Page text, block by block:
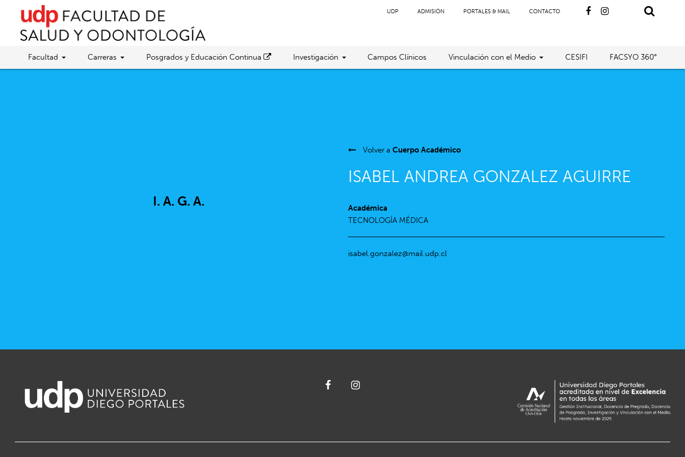
UDP ADMISIÓN PORTALES & MAIL CONTACTO
Facultad Carreras Posgrados y Educación Continua Investigación Campos Clínicos Vinculación con el Medio CESIFI FACSYO 360°
I. A. G. A.
Volver aCuerpo Académico
ISABEL ANDREA GONZALEZ AGUIRRE
Académica
TECNOLOGÍA MÉDICA
isabel.gonzalez@mail.udp.cl